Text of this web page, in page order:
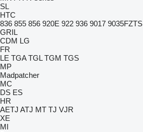
SL
HTC
836 855 856 920E 922 936 9017 9035FZTS
GRIL
CDM LG
FR
LE TGA TGL TGM TGS
MP
Madpatcher
MC
DS ES
HR
AETJ ATJ MT TJ VJR
XE
MI